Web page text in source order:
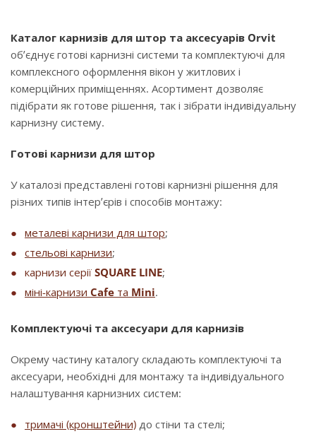
Каталог карнизів для штор та аксесуарів Orvit
об’єднує готові карнизні системи та комплектуючі для
комплексного оформлення вікон у житлових і
комерційних приміщеннях. Асортимент дозволяє
підібрати як готове рішення, так і зібрати індивідуальну
карнизну систему.
Готові карнизи для штор
У каталозі представлені готові карнизні рішення для
різних типів інтер’єрів і способів монтажу:
металеві карнизи для штор;
стельові карнизи;
карнизи серії SQUARE LINE;
міні-карнизи Cafe та Mini.
Комплектуючі та аксесуари для карнизів
Окрему частину каталогу складають комплектуючі та
аксесуари, необхідні для монтажу та індивідуального
налаштування карнизних систем:
тримачі (кронштейни) до стіни та стелі;